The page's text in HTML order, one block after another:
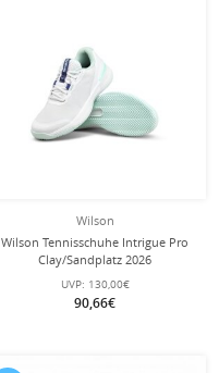
Wilson
Wilson Tennisschuhe Intrigue Pro
Clay/Sandplatz 2026
weiss/mint/blau Damen
UVP: 130,00€
90,66€